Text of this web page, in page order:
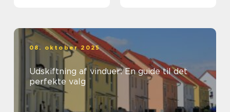
08. oktober 2025
Udskiftning af vinduer: En guide til det
perfekte valg